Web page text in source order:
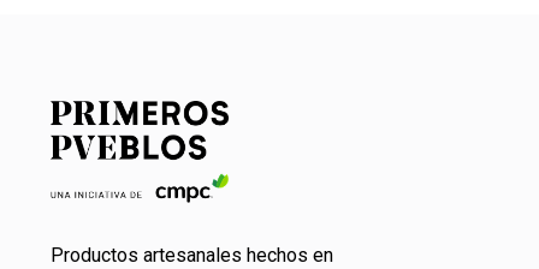
Productos artesanales hechos en